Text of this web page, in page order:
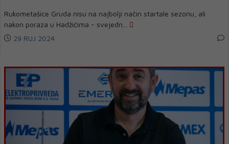
Rukometašice Gruda nisu na najbolji način startale sezonu, ali
nakon poraza u Hadžićima - svejedn...
29 RUJ 2024